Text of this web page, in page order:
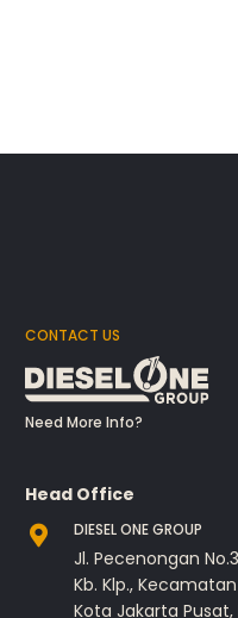
CONTACT US
Need More Info?
Head Office
DIESEL ONE GROUP
Jl. Pecenongan
Kb. Klp.,
Kota Jakarta Pusat,